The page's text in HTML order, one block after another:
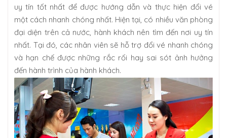
uy tín tốt nhất để được hướng dẫn và thực hiện đổi vé
một cách nhanh chóng nhất. Hiện tại, có nhiều văn phòng
đại diện trên cả nước, hành khách nên tìm đến nơi uy tín
nhất. Tại đó, các nhân viên sẽ hỗ trợ đổi vé nhanh chóng
và hạn chế được những rắc rối hay sai sót ảnh hưởng
đến hành trình của hành khách.